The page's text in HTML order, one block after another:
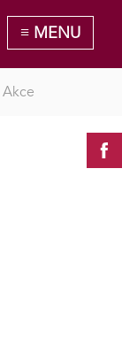
Akce